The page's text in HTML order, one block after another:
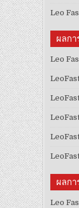
Leo
ผลกา
Leo
ผลกา
Leo